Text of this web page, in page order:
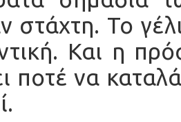
στάχτη. Το
Και η
ποτέ να